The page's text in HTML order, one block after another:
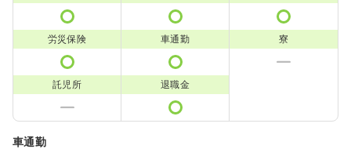
労災保険 車通勤 寮
託児所 退職金
車通勤